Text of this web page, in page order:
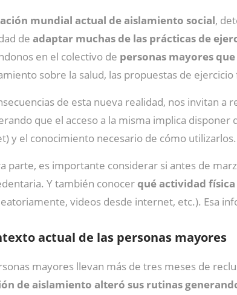
mundial actual de aislamiento social,
de adaptar muchas de las prácticas de
en el colectivo de personas mayores
sobre la salud, las propuestas de
de esta nueva realidad, nos invitan a
que el acceso a la misma implica
y el conocimiento necesario de cómo utilizarlos.
parte, es importante considerar si antes de
Y también conocer qué actividad
videos desde internet, etc.). Esa
actual de las personas mayores
mayores llevan más de tres meses de
de aislamiento alteró sus rutinas